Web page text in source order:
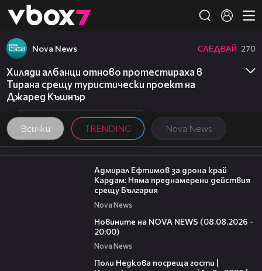
👾
Всички TRENDING Nova News
Nova News СЛЕДВАЙ 270
Хиляди албанци отново протестираха в
Тирана срещу туристически проект на
Джаред Къшнър
01:48
Адмирал Ефтимов за дрона край
Кардам: Няма преднамерени действия
срещу България
Nova News
Новините на NOVA NEWS (08.08.2026 -
20:00)
Nova News
Поли Недкова посреща гости |